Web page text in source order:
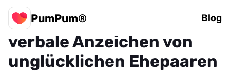
PumPum® Blog
10 verräterische non-
verbale Anzeichen von
unglücklichen Ehepaaren